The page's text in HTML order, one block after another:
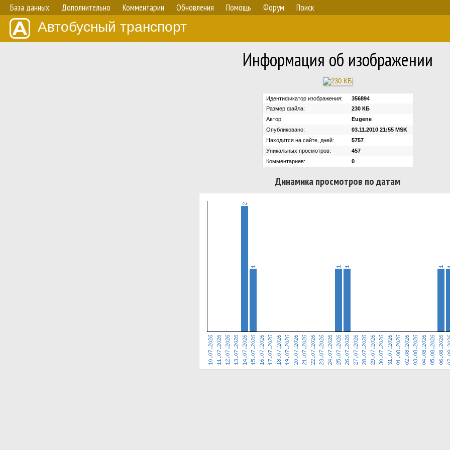
База данных Дополнительно Комментарии Обновления Помощь Форум Поиск
Автобусный транспорт
Информация об изображении
Идентификатор изображения:
356894
Размер файла:
230 КБ
Автор:
Eugene
Опубликовано:
03.11.2010 21:55 MSK
Находится на сайте, дней:
5757
Уникальных просмотров:
457
Комментариев:
0
Динамика просмотров по датам